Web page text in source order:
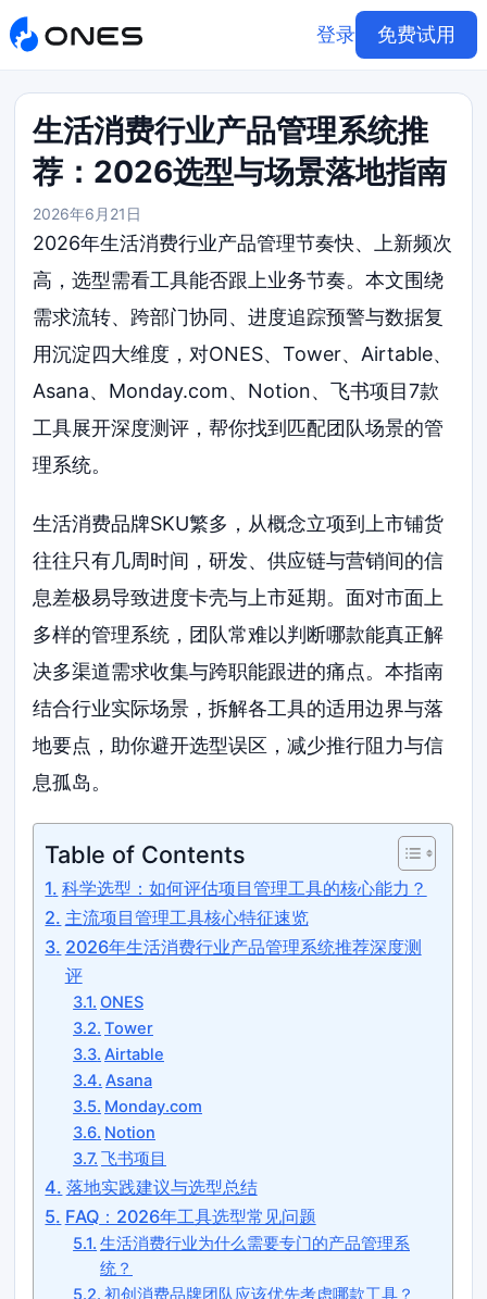
登录 免费试用
生活消费行业产品管理系统推
荐：2026选型与场景落地指南
2026年6月21日
2026年生活消费行业产品管理节奏快、上新频次
高，选型需看工具能否跟上业务节奏。本文围绕
需求流转、跨部门协同、进度追踪预警与数据复
用沉淀四大维度，对ONES、Tower、Airtable、
Asana、Monday.com、Notion、飞书项目7款
工具展开深度测评，帮你找到匹配团队场景的管
理系统。
生活消费品牌SKU繁多，从概念立项到上市铺货
往往只有几周时间，研发、供应链与营销间的信
息差极易导致进度卡壳与上市延期。面对市面上
多样的管理系统，团队常难以判断哪款能真正解
决多渠道需求收集与跨职能跟进的痛点。本指南
结合行业实际场景，拆解各工具的适用边界与落
地要点，助你避开选型误区，减少推行阻力与信
息孤岛。
Table of Contents
科学选型：如何评估项目管理工具的核心能力？
主流项目管理工具核心特征速览
2026年生活消费行业产品管理系统推荐深度测
评
ONES
Tower
Airtable
Asana
Monday.com
Notion
飞书项目
落地实践建议与选型总结
FAQ：2026年工具选型常见问题
生活消费行业为什么需要专门的产品管理系
统？
初创消费品牌团队应该优先考虑哪款工具？